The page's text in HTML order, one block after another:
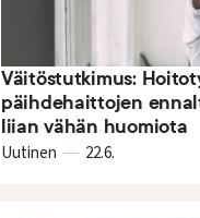
Väitöstutkimus:
päihdehaittojen
liian vähän huomiota
Uutinen 22.6.